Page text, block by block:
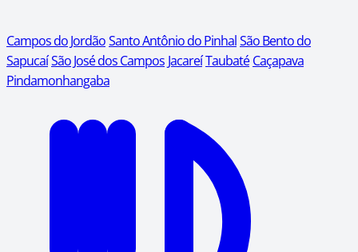
Campos do JordãoSanto Antônio do PinhalSão Bento do
SapucaíSão José dos Campos JacareíTaubaté Caçapava
Pindamonhangaba